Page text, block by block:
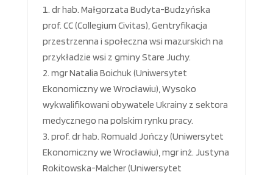
dr hab. Małgorzata Budyta-Budzyńska
prof. CC (Collegium Civitas), Gentryfikacja
przestrzenna i społeczna wsi mazurskich na
przykładzie wsi z gminy Stare Juchy.
mgr Natalia Boichuk (Uniwersytet
Ekonomiczny we Wrocławiu), Wysoko
wykwalifikowani obywatele Ukrainy z sektora
medycznego na polskim rynku pracy.
prof. dr hab. Romuald Jończy (Uniwersytet
Ekonomiczny we Wrocławiu), mgr inż. Justyna
Rokitowska-Malcher (Uniwersytet